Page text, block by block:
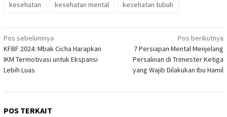
kesehatan
kesehatan mental kesehatan tubuh
Navigasi
pos
Pos sebelumnya
KFBF 2024: Mbak Cicha Harapkan
IKM Termotivasi untuk Ekspansi
Lebih Luas
Pos berikutnya
7 Persiapan Mental Menjelang
Persalinan di Trimester Ketiga
yang Wajib Dilakukan Ibu Hamil
POS TERKAIT